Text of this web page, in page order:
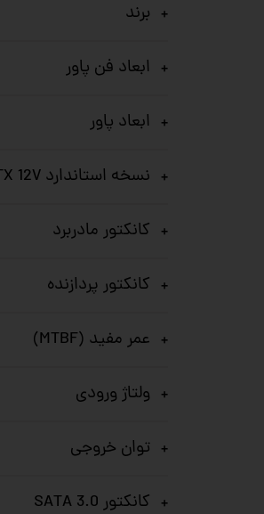
برند
ابعاد فن پاور
ابعاد پاور
نسخه استاندارد ATX 12V
کانکتور مادربرد
کانکتور پردازنده
عمر مفید (MTBF)
ولتاژ ورودی
توان خروجی
کانکتور SATA 3.0